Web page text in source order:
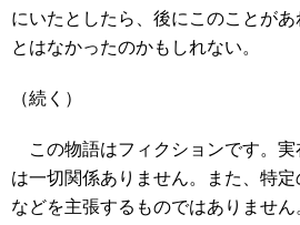
にいたとしたら、後にこのことが
とはなかったのかもしれない。
（続く）
この物語はフィクションです。実
は一切関係ありません。また、特
などを主張するものではありません